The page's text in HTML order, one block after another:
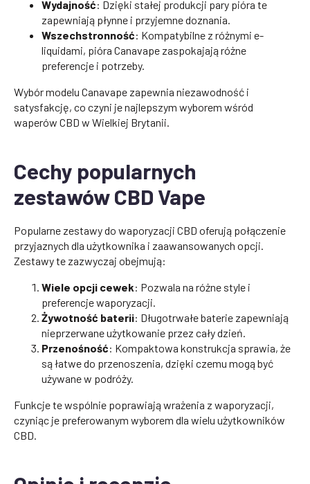
Wydajność: Dzięki stałej produkcji pary pióra te
zapewniają płynne i przyjemne doznania.
Wszechstronność: Kompatybilne z różnymi e-
liquidami, pióra Canavape zaspokajają różne
preferencje i potrzeby.
Wybór modelu Canavape zapewnia niezawodność i
satysfakcję, co czyni je najlepszym wyborem wśród
waperów CBD w Wielkiej Brytanii.
Cechy popularnych
zestawów CBD Vape
Popularne zestawy do waporyzacji CBD oferują połączenie
przyjaznych dla użytkownika i zaawansowanych opcji.
Zestawy te zazwyczaj obejmują:
Wiele opcji cewek: Pozwala na różne style i
preferencje waporyzacji.
Żywotność baterii: Długotrwałe baterie zapewniają
nieprzerwane użytkowanie przez cały dzień.
Przenośność: Kompaktowa konstrukcja sprawia, że
są łatwe do przenoszenia, dzięki czemu mogą być
używane w podróży.
Funkcje te wspólnie poprawiają wrażenia z waporyzacji,
czyniąc je preferowanym wyborem dla wielu użytkowników
CBD.